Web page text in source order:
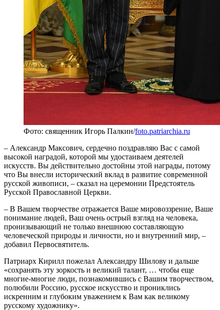
Фото: священник Игорь Палкин/foto.patriarchia.ru
– Александр Максович, сердечно поздравляю Вас с самой
высокой наградой, которой мы удостаиваем деятелей
искусств. Вы действительно достойны этой награды, потому
что Вы внесли исторический вклад в развитие современной
русской живописи, – сказал на церемонии Предстоятель
Русской Православной Церкви.
– В Вашем творчестве отражается Ваше мировоззрение, Ваше
понимание людей, Ваш очень острый взгляд на человека,
пронизывающий не только внешнюю составляющую
человеческой природы и личности, но и внутренний мир, –
добавил Первосвятитель.
Патриарх Кирилл пожелал Александру Шилову и дальше
«сохранять эту зоркость и великий талант, … чтобы еще
многие-многие люди, познакомившись с Вашим творчеством,
полюбили Россию, русское искусство и прониклись
искренним и глубоким уважением к Вам как великому
русскому художнику».